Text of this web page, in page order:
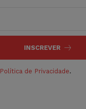
INSCREVER
Política de Privacidade.